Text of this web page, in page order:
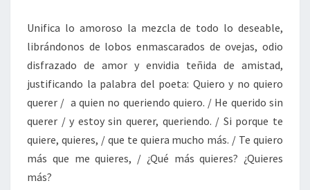
Unifica lo amoroso la mezcla de todo lo deseable,
librándonos de lobos enmascarados de ovejas, odio
disfrazado de amor y envidia teñida de amistad,
justificando la palabra del poeta: Quiero y no quiero
querer / a quien no queriendo quiero. / He querido sin
querer / y estoy sin querer, queriendo. / Si porque te
quiere, quieres, / que te quiera mucho más. / Te quiero
más que me quieres, / ¿Qué más quieres? ¿Quieres
más?